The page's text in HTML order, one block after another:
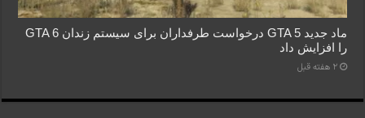
ماد جدید GTA 5 درخواست طرفداران برای سیستم زندان GTA 6
را افزایش داد
2 هفته قبل